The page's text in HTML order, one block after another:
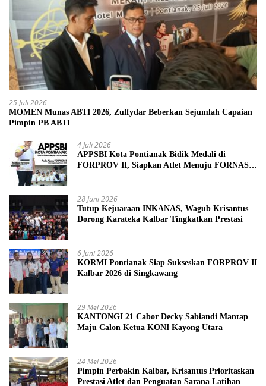
25 Juli 2026
MOMEN Munas ABTI 2026, Zulfydar Beberkan Sejumlah Capaian
Pimpin PB ABTI
4 Juli 2026
APPSBI Kota Pontianak Bidik Medali di
FORPROV II, Siapkan Atlet Menuju FORNAS
28 Juni 2026
Tutup Kejuaraan INKANAS, Wagub Krisantus
Dorong Karateka Kalbar Tingkatkan Prestasi
6 Juni 2026
KORMI Pontianak Siap Sukseskan FORPROV II
Kalbar 2026 di Singkawang
29 Mei 2026
KANTONGI 21 Cabor Decky Sabiandi Mantap
Maju Calon Ketua KONI Kayong Utara
24 Mei 2026
Pimpin Perbakin Kalbar, Krisantus Prioritaskan
Prestasi Atlet dan Penguatan Sarana Latihan